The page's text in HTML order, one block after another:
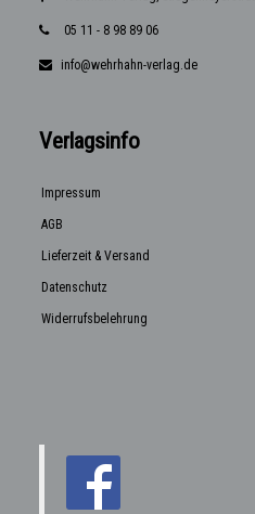
05 11 - 8 98 89 06
info@wehrhahn-verlag.de
Verlagsinfo
Impressum
AGB
Lieferzeit & Versand
Datenschutz
Widerrufsbelehrung